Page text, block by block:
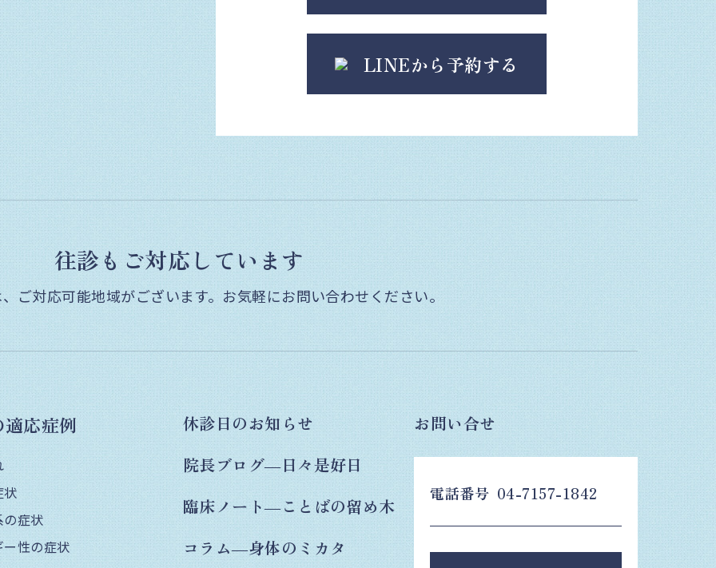
LINEから予約する
往診もご対応しています
ご対応可能地域がございます。 お気軽にお問い合わせください。
応症例
状
症状
性の症状
休診日のお知らせ
院長ブログ―日々是好日
臨床ノート―ことばの留め木
コラム―身体のミカタ
お問い合せ
電話番号 04-7157-1842